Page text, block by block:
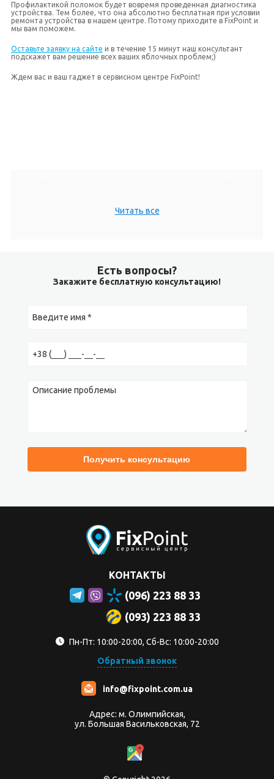
Профилактикой поломок будет вовремя проведенная диагностика
устройства. Тем более, что она абсолютно бесплатная при условии
ремонта устройства в нашем центре. Потому приходите в FixPoint и
мы вам поможем.
Оставьте заявку на сайте и в течение 15 минут наш консультант
подскажет вам решение всех ваших яблочных проблем;)
Ждем вас и ваш гаджет в сервисном центре FixPoint!
Читать все
Есть вопросы?
Закажите бесплатную консультацию!
КОНТАКТЫ
(096) 223 88 33
(093) 223 88 33
Пн-Пт: 10:00-20:00, Сб-Вс: 10:00-20:00
Обратный звонок
info@fixpoint.com.ua
Адрес: м. Олимпийская,
ул. Большая Васильковская, 72